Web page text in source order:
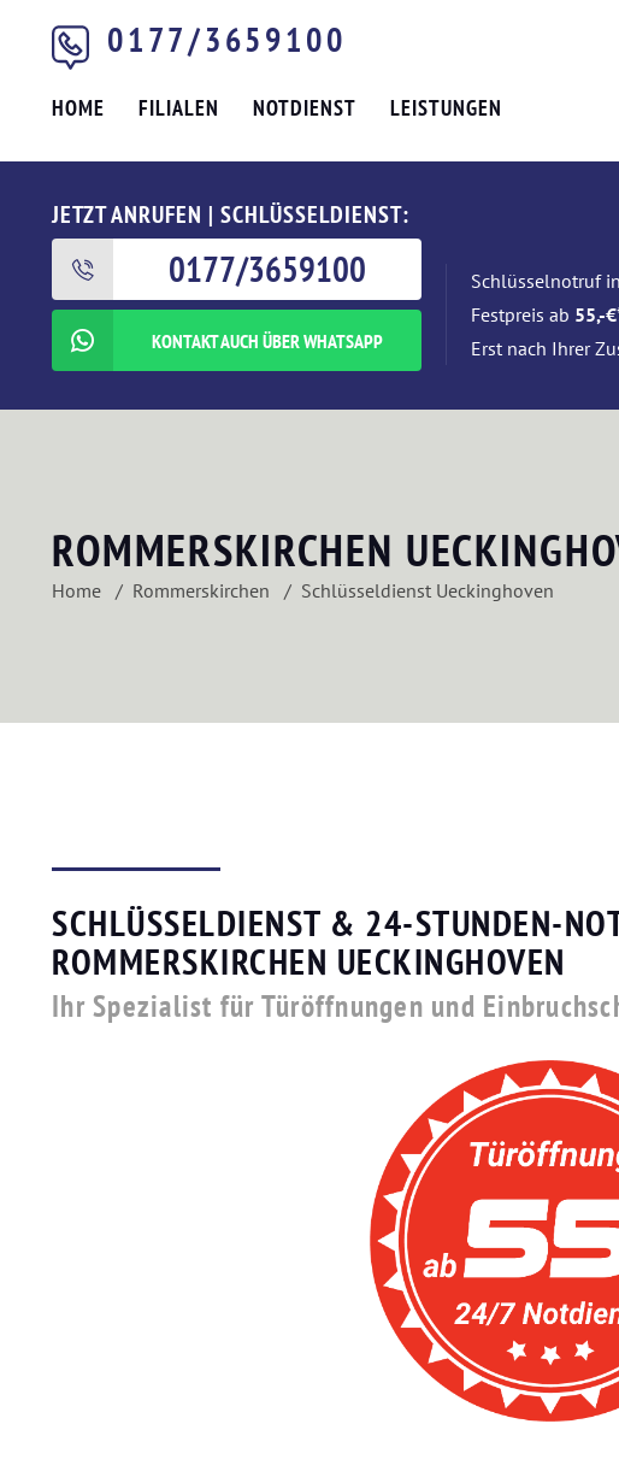
0177/3659100
HOME FILIALEN NOTDIENST LEISTUNGEN
JETZT ANRUFEN | SCHLÜSSELDIENST:
0177/3659100
KONTAKT AUCH ÜBER WHATSAPP
Schlüsselnotruf
Festpreis ab 55,-
Erst nach Ihrer
ROMMERSKIRCHEN
Home Rommerskirchen Schlüsseldienst Ueckinghoven
SCHLÜSSELDIENST & 24-STUNDEN-
ROMMERSKIRCHEN UECKINGHOVEN
Ihr Spezialist für Türöffnungen und